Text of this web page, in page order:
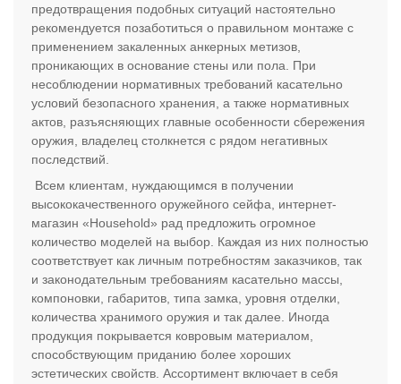
предотвращения подобных ситуаций настоятельно
рекомендуется позаботиться о правильном монтаже с
применением закаленных анкерных метизов,
проникающих в основание стены или пола. При
несоблюдении нормативных требований касательно
условий безопасного хранения, а также нормативных
актов, разъясняющих главные особенности сбережения
оружия, владелец столкнется с рядом негативных
последствий.
Всем клиентам, нуждающимся в получении
высококачественного оружейного сейфа, интернет-
магазин «Household» рад предложить огромное
количество моделей на выбор. Каждая из них полностью
соответствует как личным потребностям заказчиков, так
и законодательным требованиям касательно массы,
компоновки, габаритов, типа замка, уровня отделки,
количества хранимого оружия и так далее. Иногда
продукция покрывается ковровым материалом,
способствующим приданию более хороших
эстетических свойств. Ассортимент включает в себя